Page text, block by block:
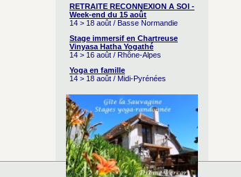
RETRAITE RECONNEXION A SOI -
Week-end du 15 août
14 > 18 août / Basse Normandie
Stage immersif en Chartreuse
Vinyasa Hatha Yogathé
14 > 16 août / Rhône-Alpes
Yoga en famille
14 > 18 août / Midi-Pyrénées